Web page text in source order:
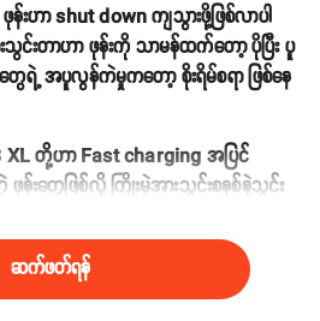
ဟာ shut down ကျသွားဖို့ဖြစ်လာပါ
င်းတာဟာ ဖုန်းကို သာမန်ထက်တော့ ပိုပြီး ပူ
ရဲ့ အပူလွန်ကဲမှုကတော့ စိုးရိမ်စရာ ဖြစ်နေ
XL တို့ဟာ Fast charging အပြင်
န်းတွေဖြစ်လို့ ကြိုးမဲ့အားသွင်းစနစ်နဲ့သွင်း
ဆက်ဖတ်ရန်